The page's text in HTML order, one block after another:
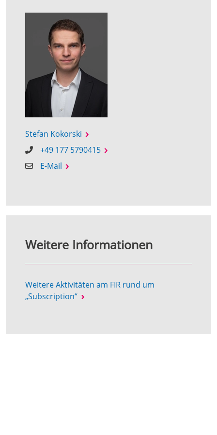
Stefan Kokorski
+49 177 5790415
E-Mail
Weitere Informationen
Weitere Aktivitäten am FIR rund um
„Subscription“